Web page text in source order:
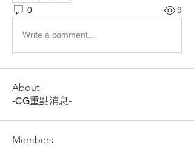
0 9
Write a comment...
About
-CG重點消息-
Members